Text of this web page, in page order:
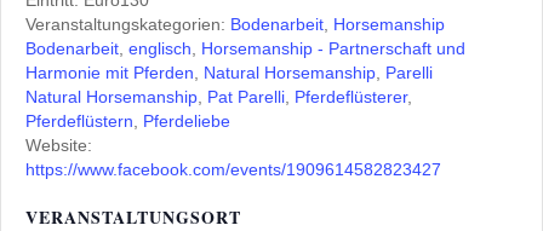
Veranstaltungskategorien: Bodenarbeit Horsemanship
Bodenarbeit englisch
Horsemanship - Partnerschaft und
Harmonie mit Pferden
Natural Horsemanship Parelli
Natural Horsemanship Pat Parelli Pferdeflüsterer,
Pferdeflüstern
Pferdeliebe
Website:
https://www.facebook.com/events/1909614582823427
VERANSTALTUNGSORT